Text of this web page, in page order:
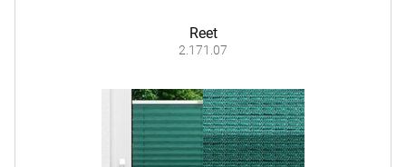
Reet
2.171.07